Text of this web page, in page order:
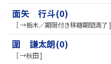
面矢 行斗(0)
［ →栃木／期限付き移籍期間満了 ]
圍 謙太朗(0)
［ →秋田 ]